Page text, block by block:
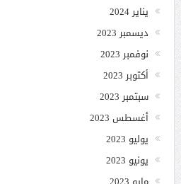
يناير 2024
ديسمبر 2023
نوفمبر 2023
أكتوبر 2023
سبتمبر 2023
أغسطس 2023
يوليو 2023
يونيو 2023